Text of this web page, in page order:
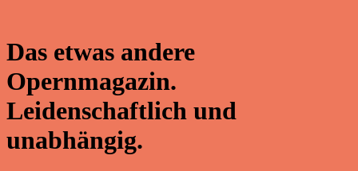
Das etwas andere
Opernmagazin.
Leidenschaftlich und
unabhängig.